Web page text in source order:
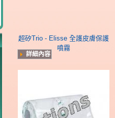
超矽Trio - Elisse 全護皮膚保護
噴霧
詳細內容